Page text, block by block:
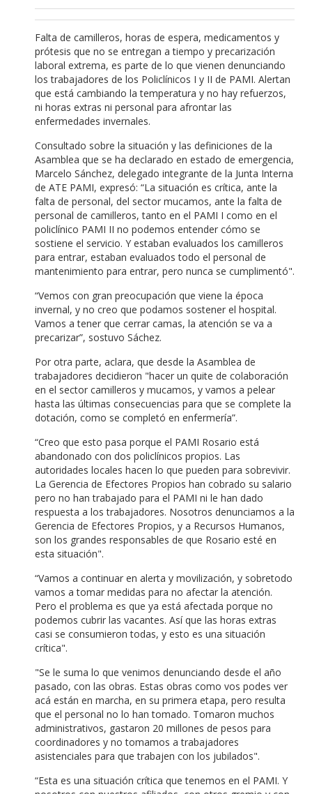
Falta de camilleros, horas de espera, medicamentos y
prótesis que no se entregan a tiempo y precarización
laboral extrema, es parte de lo que vienen denunciando
los trabajadores de los Policlínicos I y II de PAMI. Alertan
que está cambiando la temperatura y no hay refuerzos,
ni horas extras ni personal para afrontar las
enfermedades invernales.
Consultado sobre la situación y las definiciones de la
Asamblea que se ha declarado en estado de emergencia,
Marcelo Sánchez, delegado integrante de la Junta Interna
de ATE PAMI, expresó: “La situación es crítica, ante la
falta de personal, del sector mucamos, ante la falta de
personal de camilleros, tanto en el PAMI I como en el
policlínico PAMI II no podemos entender cómo se
sostiene el servicio. Y estaban evaluados los camilleros
para entrar, estaban evaluados todo el personal de
mantenimiento para entrar, pero nunca se cumplimentó".
“Vemos con gran preocupación que viene la época
invernal, y no creo que podamos sostener el hospital.
Vamos a tener que cerrar camas, la atención se va a
precarizar”, sostuvo Sáchez.
Por otra parte, aclara, que desde la Asamblea de
trabajadores decidieron "hacer un quite de colaboración
en el sector camilleros y mucamos, y vamos a pelear
hasta las últimas consecuencias para que se complete la
dotación, como se completó en enfermería”.
“Creo que esto pasa porque el PAMI Rosario está
abandonado con dos policlínicos propios. Las
autoridades locales hacen lo que pueden para sobrevivir.
La Gerencia de Efectores Propios han cobrado su salario
pero no han trabajado para el PAMI ni le han dado
respuesta a los trabajadores. Nosotros denunciamos a la
Gerencia de Efectores Propios, y a Recursos Humanos,
son los grandes responsables de que Rosario esté en
esta situación".
“Vamos a continuar en alerta y movilización, y sobretodo
vamos a tomar medidas para no afectar la atención.
Pero el problema es que ya está afectada porque no
podemos cubrir las vacantes. Así que las horas extras
casi se consumieron todas, y esto es una situación
crítica".
"Se le suma lo que venimos denunciando desde el año
pasado, con las obras. Estas obras como vos podes ver
acá están en marcha, en su primera etapa, pero resulta
que el personal no lo han tomado. Tomaron muchos
administrativos, gastaron 20 millones de pesos para
coordinadores y no tomamos a trabajadores
asistenciales para que trabajen con los jubilados".
“Esta es una situación crítica que tenemos en el PAMI. Y